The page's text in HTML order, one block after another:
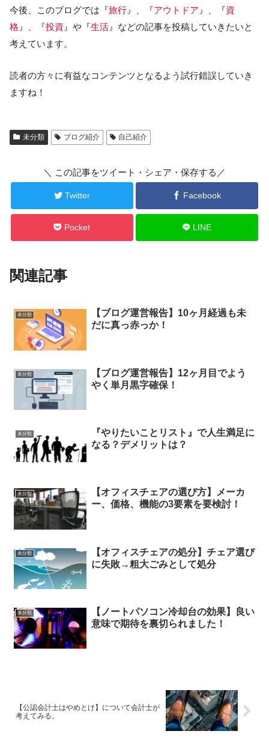
今後、このブログでは『旅行 』、『アウトドア 』、『資
格 』、『投資 』や『生活 』などの記事を投稿していきたいと
考えています。
読者の方々に有益なコンテンツとなるよう試行錯誤していき
ますね！
未分類 ブログ紹介 自己紹介
＼ この記事をツイート・シェア・保存する／
Twitter Facebook
Pocket LINE
関連記事
未分類
【ブログ運営報告】10ヶ月経過も未
だに真っ赤っか！
未分類
【ブログ運営報告】12ヶ月目でよう
やく単月黒字確保！
未分類
『やりたいことリスト』で人生満足に
なる？デメリットは？
未分類
【オフィスチェアの選び方】メーカ
ー、価格、機能の3要素を要検討！
未分類
【オフィスチェアの処分】チェア選び
に失敗→粗大ごみとして処分
未分類
【ノートパソコン冷却台の効果】良い
意味で期待を裏切られました！
【公認会計士はやめとけ】について会計士が
考えてみる。